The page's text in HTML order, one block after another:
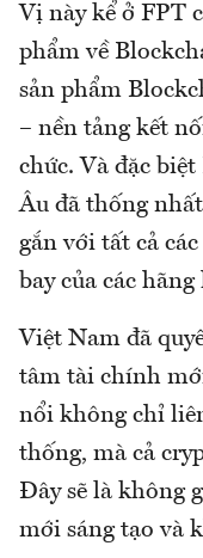
Vị này kể ở FPT
phẩm về
sản phẩm
– nền tảng kết
chức. Và đặc
Âu đã thống
gắn với tất cả
bay của các
Việt Nam đã
tâm tài chính
nổi không chỉ
thống, mà cả
Đây sẽ là không
mới sáng tạo và